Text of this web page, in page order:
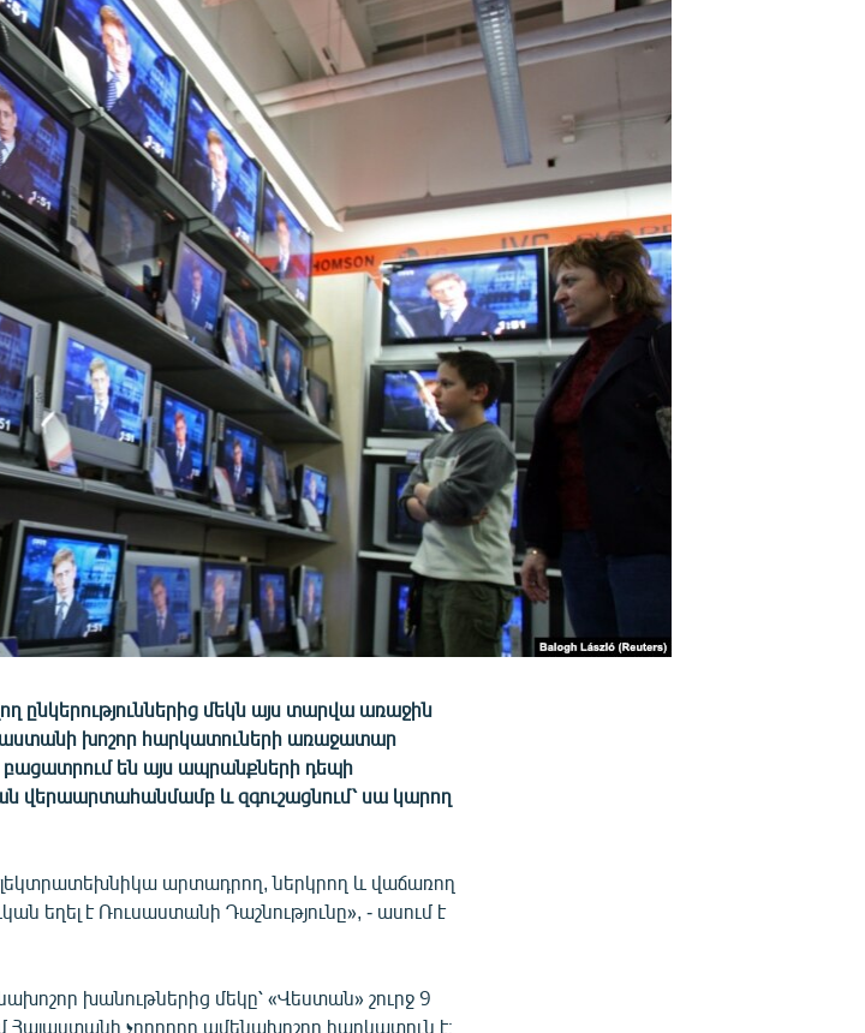
ընկերություններից մեկն այս տարվա առաջին
խոշոր հարկատուների առաջատար
բացատրում են այս ապրանքների դեպի
վերաարտահանմամբ և զգուշացնում՝ սա կարող
արտադրող, ներկրող և վաճառող
եղել է Ռուսաստանի Դաշնությունը», - ասում է
խանութներից մեկը՝ «Վեստան» շուրջ 9
Հայաստանի չորրորդ ամենախոշոր հարկատուն է։